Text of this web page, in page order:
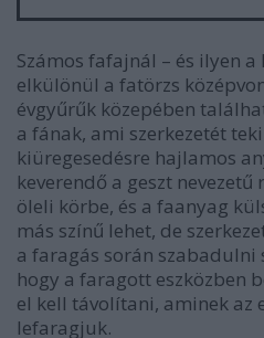
Számos fafajnál – és ilyen
elkülönül a fatörzs
évgyűrűk közepében
a fának, ami szerkezetét
kiüregesedésre hajlamos
keverendő a geszt
öleli körbe, és a faanyag
más színű lehet, de
a faragás során szabadulni
hogy a faragott eszközben
el kell távolítani, aminek az
lefaragjuk.